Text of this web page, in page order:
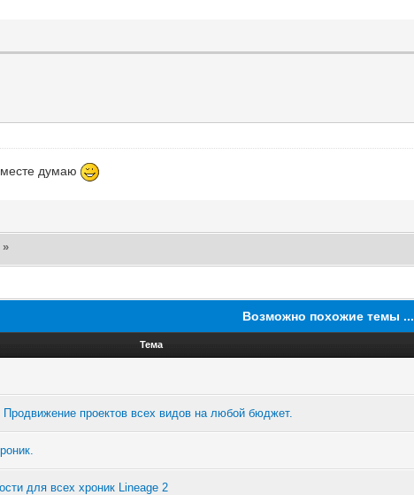
думаю
»
Возможно похожие темы ...
Тема
проектов всех видов на любой бюджет.
для всех хроник Lineage 2